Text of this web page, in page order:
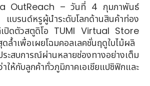
OutReach – วันที่ 4 กุมภาพันธ์
รนด์หรูผู้นำระดับโลกด้านสินค้าท่อง
ล์เปิดตัวสตูดิโอ TUMI Virtual Store
ล้ำเพื่อเผยโฉมคอลเลคชั่นฤดูใบไม้ผลิ
ะสบการณ์ผ่านหลายช่องทางอย่างเต็ม
ห้กับลูกค้าทั่วภูมิภาคเอเชียแปซิฟิกและ